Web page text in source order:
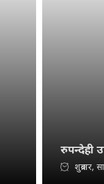
रुपन्देही
शुक्रबार,